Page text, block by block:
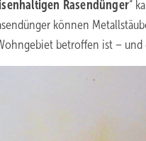
Rasendünger“
können
betroffen ist –